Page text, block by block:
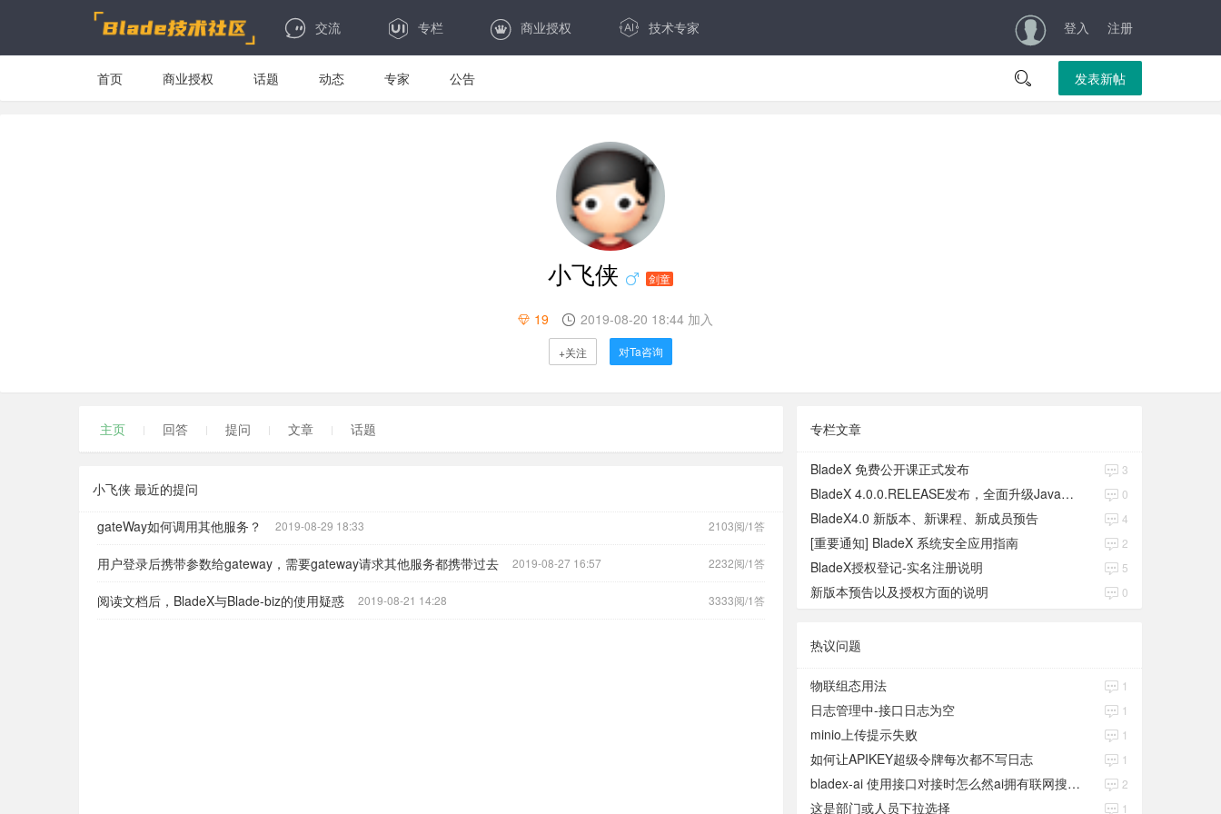
交流 专栏 商业授权 技术专家 登入 注册
首页 商业授权 话题 动态 专家 公告  发表新帖
小飞侠 剑童
19 2019-08-20 18:44 加入
+关注 对Ta咨询
主页 回答 提问 文章 话题
小飞侠 最近的提问
gateWay如何调用其他服务？ 2019-08-29 18:33 2103阅/1答
用户登录后携带参数给gateway，需要gateway请求其他服务都携带过去 2019-08-27 16:57 2232阅/1答
阅读文档后，BladeX与Blade-biz的使用疑惑 2019-08-21 14:28 3333阅/1答
专栏文章
BladeX 免费公开课正式发布 3
BladeX 4.0.0.RELEASE发布，全面升级Java17、Boot3、Cloud2023 0
BladeX4.0 新版本、新课程、新成员预告 4
[重要通知] BladeX 系统安全应用指南 2
BladeX授权登记-实名注册说明 5
新版本预告以及授权方面的说明 0
热议问题
物联组态用法 1
日志管理中-接口日志为空 1
minio上传提示失败 1
如何让APIKEY超级令牌每次都不写日志 1
bladex-ai 使用接口对接时怎么然ai拥有联网搜索功能 2
这是部门或人员下拉选择 1